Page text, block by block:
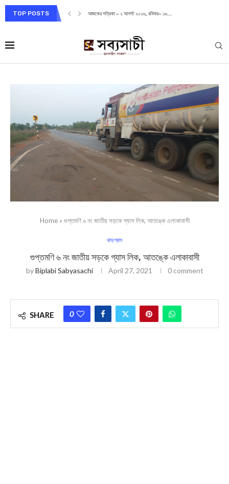
TOP POSTS আজকের পত্রিকা – ২ আগস্ট ২০২৬, রবিবার– ১৬...
Home» গুপ্তমণি ৬ নং জাতীয় সড়কে গ্যাস লিক, আতঙ্কে এলাকাবাসী
ঝাড়গ্রাম
গুপ্তমণি ৬ নং জাতীয় সড়কে গ্যাস লিক, আতঙ্কে এলাকাবাসী
byBiplabi Sabyasachi April 27, 2021 0 comment
SHARE 0